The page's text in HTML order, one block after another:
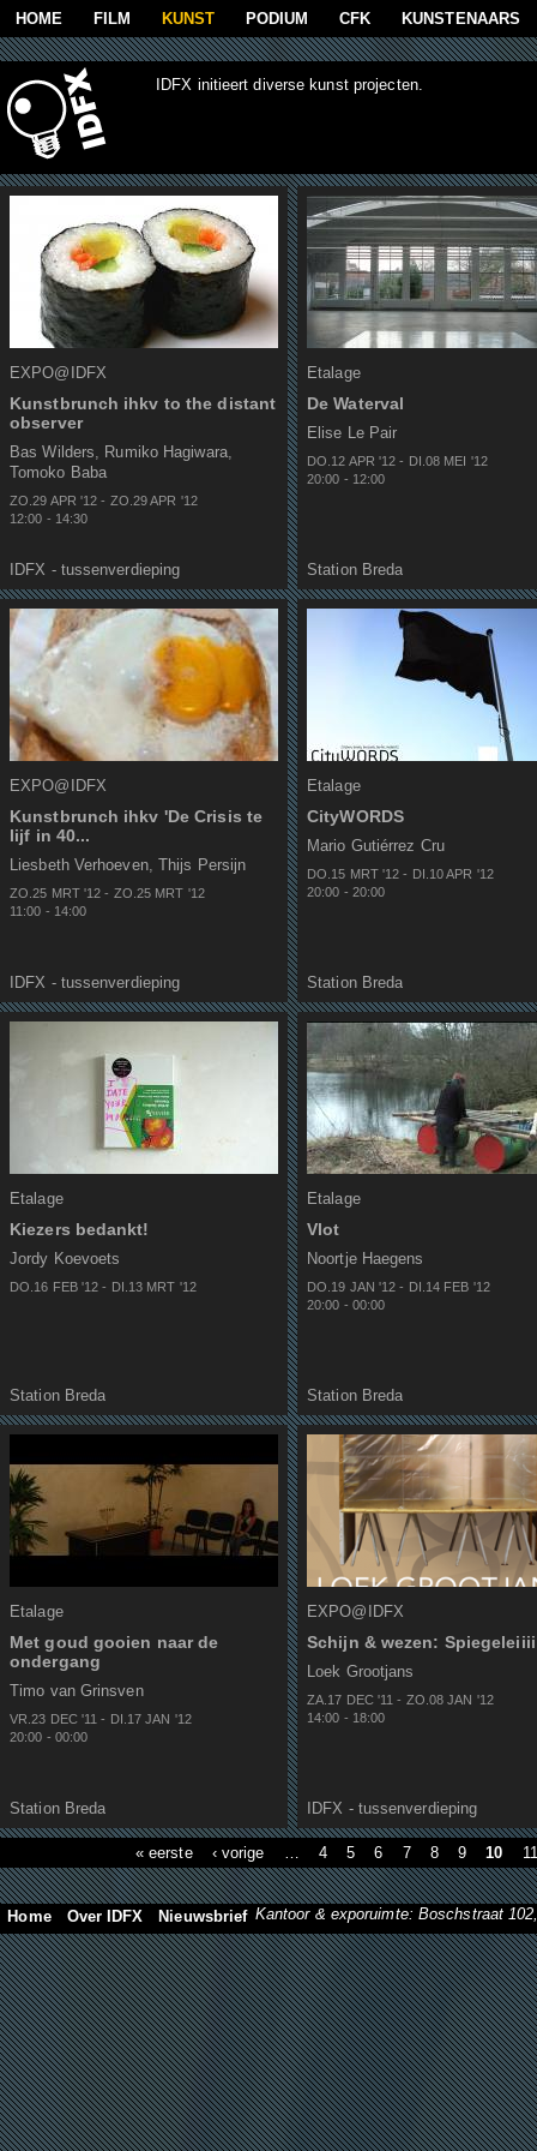
Overslaan en naar de algemene inhoud gaan
HOME FILM KUNST PODIUM CFK KUNSTENAARS
IDFX initieert diverse kunst projecten.
EXPO@IDFX
Kunstbrunch ihkv to the distant
observer
Bas Wilders, Rumiko Hagiwara,
Tomoko Baba
ZO.29 APR '12 - ZO.29 APR '12
12:00 - 14:30
IDFX - tussenverdieping
Etalage
De Waterval
Elise Le Pair
DO.12 APR '12 - DI.08 MEI '12
20:00 - 12:00
Station Breda
EXPO@IDFX
Kunstbrunch ihkv 'De Crisis te
lijf in 40...
Liesbeth Verhoeven,Thijs Persijn
ZO.25 MRT'12 - ZO.25 MRT '12
11:00 - 14:00
IDFX - tussenverdieping
Etalage
CityWORDS
Mario Gutiérrez Cru
DO.15 MRT'12 - DI.10 APR '12
20:00 - 20:00
Station Breda
Etalage
Kiezers bedankt!
Jordy Koevoets
DO.16 FEB'12 - DI.13 MRT '12
Station Breda
Etalage
Vlot
Noortje Haegens
DO.19 JAN '12 - DI.14 FEB '12
20:00 - 00:00
Station Breda
Etalage
Met goud gooien naar de
ondergang
Timo van Grinsven
VR.23 DEC'11 - DI.17 JAN '12
20:00 - 00:00
Station Breda
EXPO@IDFX
Schijn & wezen: Spiegeleiiii
Loek Grootjans
ZA.17 DEC'11 - ZO.08 JAN '12
14:00 - 18:00
IDFX - tussenverdieping
Pagina's
« eerste ‹ vorige … 4 5 6 7 8 9 10 11
Home Over IDFX Nieuwsbrief Kantoor & exporuimte: Boschstraat